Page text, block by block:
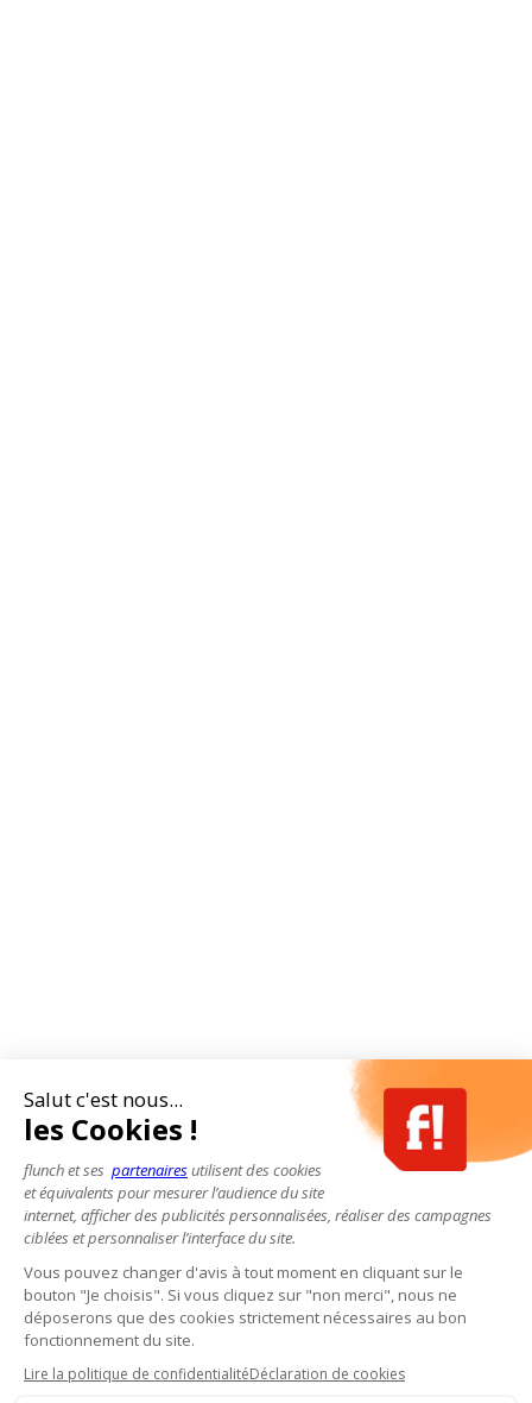
Salut c'est nous...
les Cookies !
flunch et ses partenairesutilisent des cookies
et équivalents pour mesurer l’audience du site
internet, afficher des publicités personnalisées, réaliser des campagnes
ciblées et personnaliser l’interface du site.
Vous pouvez changer d'avis à tout moment en cliquant sur le
bouton "Je choisis". Si vous cliquez sur "non merci", nous ne
déposerons que des cookies strictement nécessaires au bon
fonctionnement du site.
Lire la politique de confidentialitéDéclaration de cookies